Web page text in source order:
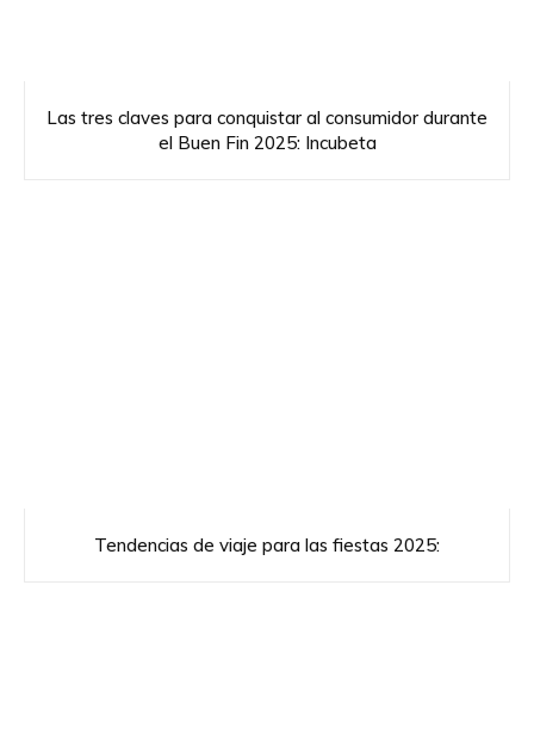
Las tres claves para conquistar al consumidor durante
el Buen Fin 2025: Incubeta
Tendencias de viaje para las fiestas 2025: